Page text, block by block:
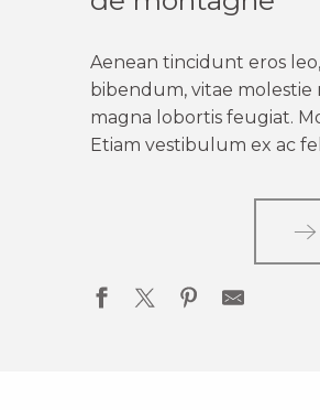
Aenean tincidunt eros
bibendum, vitae molestie
magna lobortis feugiat.
Etiam vestibulum ex ac